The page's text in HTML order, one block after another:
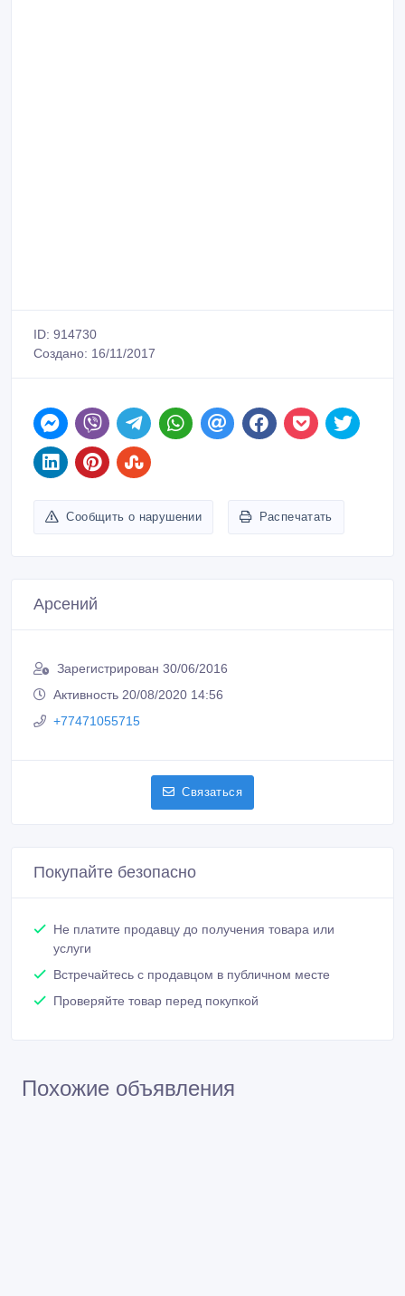
ID: 914730
Создано: 16/11/2017
Сообщить о нарушении Распечатать
Арсений
Зарегистрирован 30/06/2016
Активность 20/08/2020 14:56
+77471055715
Связаться
Покупайте безопасно
Не платите продавцу до получения товара или
услуги
Встречайтесь с продавцом в публичном месте
Проверяйте товар перед покупкой
Похожие объявления